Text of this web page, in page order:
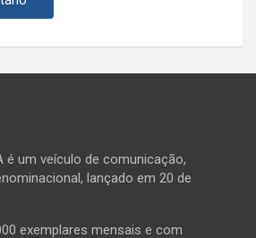
é um veículo de comunicação,
lançado em 20 de
exemplares mensais e com